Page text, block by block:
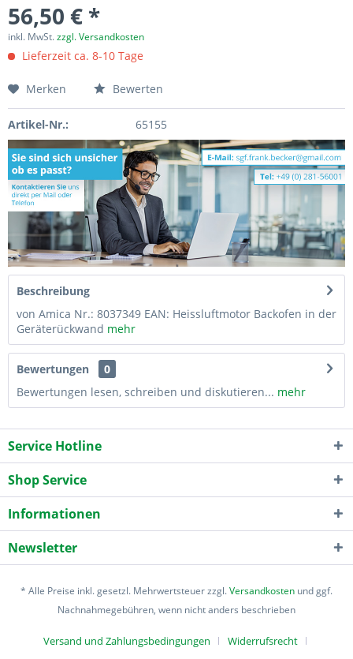
56,50 € *
inkl. MwSt.zzgl. Versandkosten
Lieferzeit ca. 8-10 Tage
Merken Bewerten
Artikel-Nr.: 65155
Beschreibung
von Amica Nr.: 8037349 EAN: Heissluftmotor Backofen in der
Geräterückwand mehr
Bewertungen
0
Bewertungen lesen, schreiben und diskutieren... mehr
Service Hotline
Shop Service
Informationen
Newsletter
* Alle Preise inkl. gesetzl. Mehrwertsteuer zzgl.Versandkosten und ggf.
Nachnahmegebühren, wenn nicht anders beschrieben
Versand und Zahlungsbedingungen Widerrufsrecht